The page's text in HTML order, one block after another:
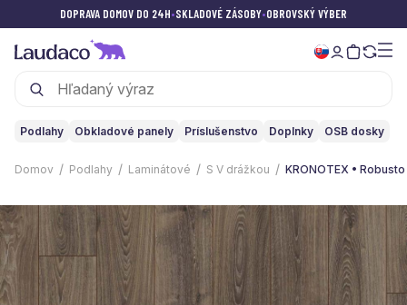
DOPRAVA DOMOV DO 24H•SKLADOVÉ ZÁSOBY•OBROVSKÝ VÝBER
Podlahy Obkladové panely Príslušenstvo Doplnky OSB dosky
Domov Podlahy Laminátové S V drážkou KRONOTEX •